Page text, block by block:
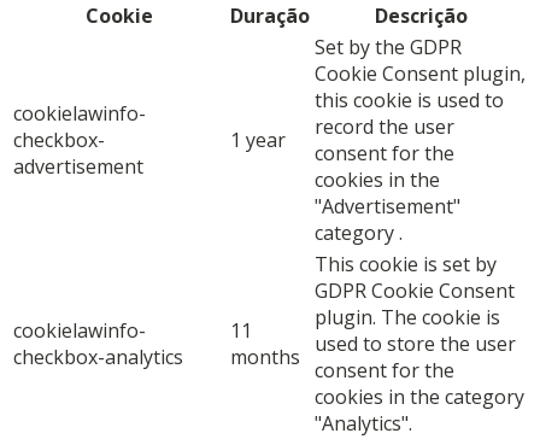
Cookie
Duração Descrição
cookielawinfo-
checkbox-
advertisement
1 year
Set by the GDPR
Cookie Consent plugin,
this cookie is used to
record the user
consent for the
cookies in the
"Advertisement"
category .
cookielawinfo-
checkbox-analytics
11
months
This cookie is set by
GDPR Cookie Consent
plugin. The cookie is
used to store the user
consent for the
cookies in the category
"Analytics".